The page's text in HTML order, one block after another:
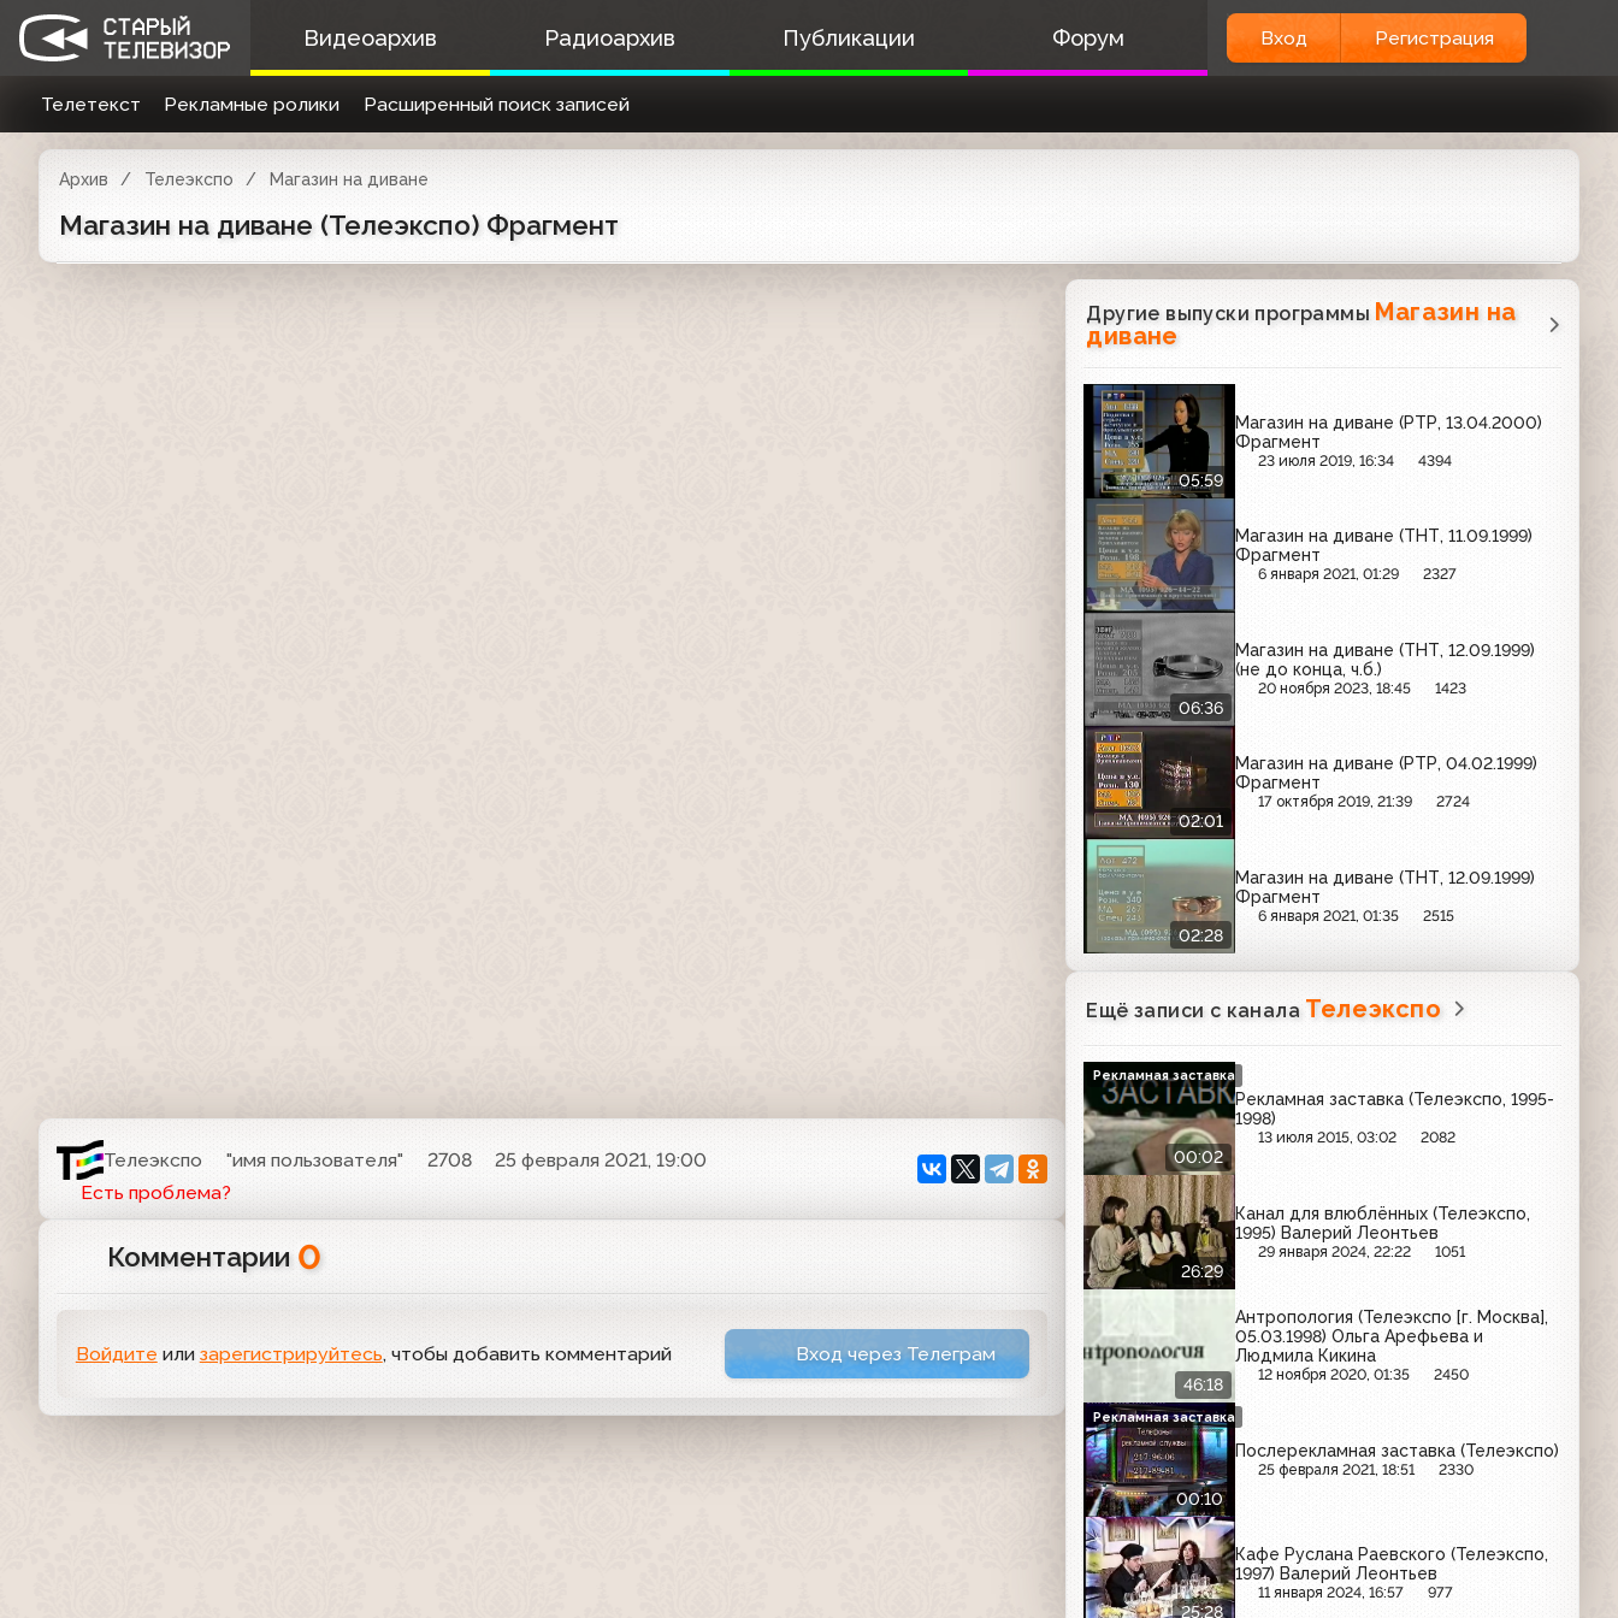
Видеоархив Радиоархив Публикации Форум Вход Регистрация
Телетекст Рекламные ролики Расширенный поиск записей
Архив Телеэкспо Магазин на диване
Магазин на диване (Телеэкспо) Фрагмент
Телеэкспо "имя пользователя" 2708
25 февраля 2021, 19:00
Есть проблема?
Комментарии 0
Войдите или зарегистрируйтесь, чтобы добавить комментарий Вход через Телеграм
Другие выпуски программы Магазин на
диване
05:59
Магазин на диване (РТР, 13.04.2000)
Фрагмент
23 июля 2019, 16:34 4394
Магазин на диване (ТНТ, 11.09.1999)
Фрагмент
6 января 2021, 01:29 2327
06:36
Магазин на диване (ТНТ, 12.09.1999)
(не до конца, ч.б.)
20 ноября 2023, 18:45 1423
02:01
Магазин на диване (РТР, 04.02.1999)
Фрагмент
17 октября 2019, 21:39 2724
02:28
Магазин на диване (ТНТ, 12.09.1999)
Фрагмент
6 января 2021, 01:35 2515
Ещё записи с канала Телеэкспо
00:02
Рекламная заставка (Телеэкспо, 1995-
1998)
13 июля 2015, 03:02 2082
Рекламная заставка
26:29
Канал для влюблённых (Телеэкспо,
1995) Валерий Леонтьев
29 января 2024, 22:22 1051
46:18
Антропология (Телеэкспо [г. Москва],
05.03.1998) Ольга Арефьева и
Людмила Кикина
12 ноября 2020, 01:35 2450
00:10
Послерекламная заставка (Телеэкспо)
25 февраля 2021, 18:51 2330
Рекламная заставка
25:28
Кафе Руслана Раевского (Телеэкспо,
1997) Валерий Леонтьев
11 января 2024, 16:57 977